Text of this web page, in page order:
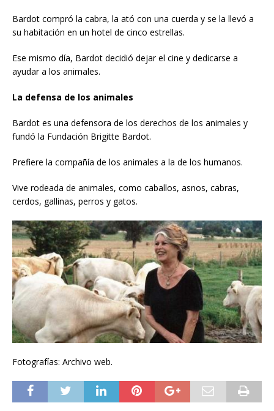
Bardot compró la cabra, la ató con una cuerda y se la llevó a
su habitación en un hotel de cinco estrellas.
Ese mismo día, Bardot decidió dejar el cine y dedicarse a
ayudar a los animales.
La defensa de los animales
Bardot es una defensora de los derechos de los animales y
fundó la Fundación Brigitte Bardot.
Prefiere la compañía de los animales a la de los humanos.
Vive rodeada de animales, como caballos, asnos, cabras,
cerdos, gallinas, perros y gatos.
Fotografías: Archivo web.